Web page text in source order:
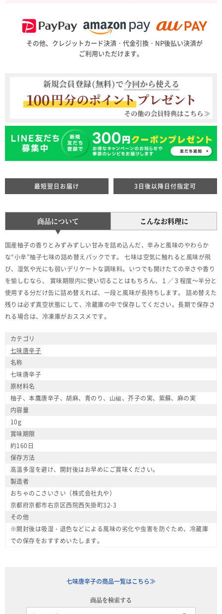
その他、クレジットカード決済・代金引換・NP後払い決済が
ご利用いただけます。
最短翌日お届け 3日後以降日付指定可
商品について こんなお料理に
国産柚子の香りとみずみずしい甘みを詰め込んだ、辛みと風味のやわらか
な“小辛”柚子七味の詰め替えパックです。 七味は空気に触れると風味が飛
び、湿気や光にも弱いデリケートな調味料。いつでも開けたての辛さや香り
を愉しむなら、 賞味期限内に使い切ることはもちろん、１／３程度～半分と
使用する分だけ缶に詰め替えれば、一段と風味が長持ちします。 詰め替えた
残りは必ず真空状態にして、冷蔵庫の中で保存してください。長期で保存さ
れる場合は、冷凍庫がおススメです。
カテゴリ
七味唐辛子
名称
七味唐辛子
原材料名
柚子、本鷹唐辛子、胡麻、青のり、山椒、芥子の実、紫蘇、麻の実
内容量
10g
賞味期限
約160日
保存方法
高温多湿を避け、開封後はお早めにご賞味ください。
製造者
おちゃのこさいさい（株式会社丸や）
京都府京都市右京区西院西矢掛町32-3
その他
※開封後は吸湿・退色などによる風味の劣化や虫害を防ぐため、冷蔵庫
での保存をおすすめいたします。
七味唐辛子の商品一覧はこちら≫
商品を検索する